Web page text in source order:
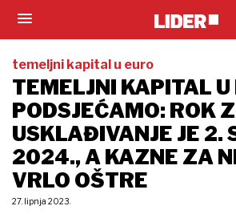
temeljni kapital u euro
TEMELJNI KAPITAL U
PODSJEĆAMO: ROK
USKLAĐIVANJE JE 2.
2024., A KAZNE ZA
VRLO OŠTRE
27. lipnja 2023.